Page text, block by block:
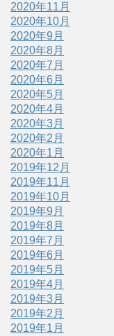
2020年11月
2020年10月
2020年9月
2020年8月
2020年7月
2020年6月
2020年5月
2020年4月
2020年3月
2020年2月
2020年1月
2019年12月
2019年11月
2019年10月
2019年9月
2019年8月
2019年7月
2019年6月
2019年5月
2019年4月
2019年3月
2019年2月
2019年1月